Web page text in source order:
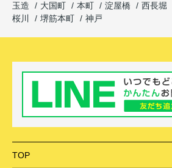
玉造
大国町 本町 淀屋橋 西長堀
桜川
堺筋本町 神戸
TOP